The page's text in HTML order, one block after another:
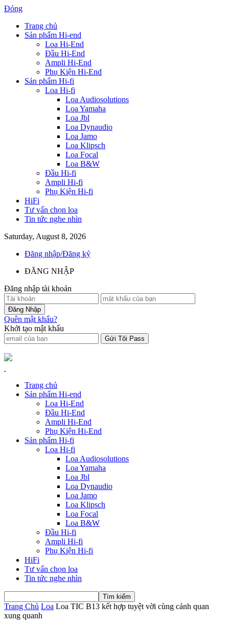
Đóng
Trang chủ
Sản phẩm Hi-end
Loa Hi-End
Đầu Hi-End
Ampli Hi-End
Phụ Kiện Hi-End
Sản phẩm Hi-fi
Loa Hi-fi
Loa Audiosolutions
Loa Yamaha
Loa Jbl
Loa Dynaudio
Loa Jamo
Loa Klipsch
Loa Focal
Loa B&W
Đầu Hi-fi
Ampli Hi-fi
Phụ Kiện Hi-fi
HiFi
Tư vấn chọn loa
Tin tức nghe nhìn
Saturday, August 8, 2026
Đăng nhập/Đăng ký
ĐĂNG NHẬP
Đăng nhập tài khoản
Quên mật khẩu?
Khởi tạo mật khẩu
Trang chủ
Sản phẩm Hi-end
Loa Hi-End
Đầu Hi-End
Ampli Hi-End
Phụ Kiện Hi-End
Sản phẩm Hi-fi
Loa Hi-fi
Loa Audiosolutions
Loa Yamaha
Loa Jbl
Loa Dynaudio
Loa Jamo
Loa Klipsch
Loa Focal
Loa B&W
Đầu Hi-fi
Ampli Hi-fi
Phụ Kiện Hi-fi
HiFi
Tư vấn chọn loa
Tin tức nghe nhìn
Trang Chủ Loa Loa TIC B13 kết hợp tuyệt vời cùng cảnh quan
xung quanh